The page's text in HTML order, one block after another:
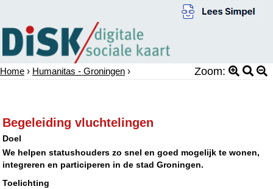
Home › Humanitas - Groningen › Zoom:
Begeleiding vluchtelingen
Doel
We helpen statushouders zo snel en goed mogelijk te wonen,
integreren en participeren in de stad Groningen.
Toelichting